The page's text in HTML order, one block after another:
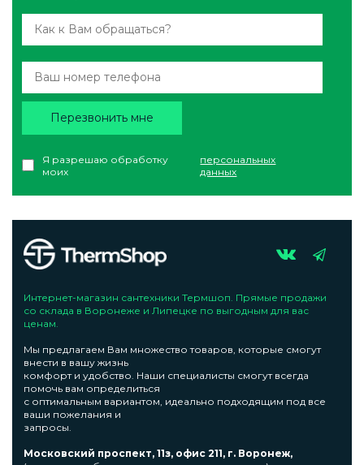
Я разрешаю обработку
моих
персональных
данных
Перезвонить мне
Интернет-магазин сантехники Термшоп. Прямые продажи
со склада в Воронеже и Липецке по выгодным для вас
ценам.
Мы предлагаем Вам множество товаров, которые смогут
внести в вашу жизнь
комфорт и удобство. Наши специалисты смогут всегда
помочь вам определиться
с оптимальным вариантом, идеально подходящим под все
ваши пожелания и
запросы.
Московский проспект, 11з, офис 211, г. Воронеж,